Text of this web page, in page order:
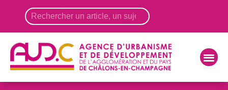
Panneau de gestion des cookies